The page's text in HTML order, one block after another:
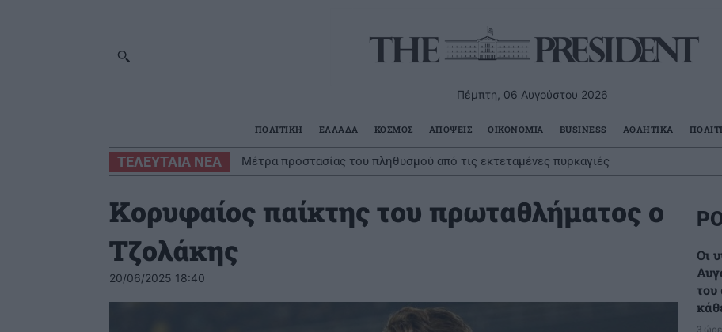
Πέμπτη, 06 Αυγούστου 2026
ΠΟΛΙΤΙΚΗ ΕΛΛΑΔΑ ΚΟΣΜΟΣ ΑΠΟΨΕΙΣ ΟΙΚΟΝΟΜΙΑ BUSINESS ΑΘΛΗΤΙΚΑ
ΤΕΛΕΥΤΑΙΑ ΝΕΑ Μέτρα προστασίας του πληθυσμού από τις εκτεταμένες πυρκαγιές
Κορυφαίος παίκτης του πρωταθλήματος ο
Τζολάκης
20/06/2025 18:40
Οι
του
3